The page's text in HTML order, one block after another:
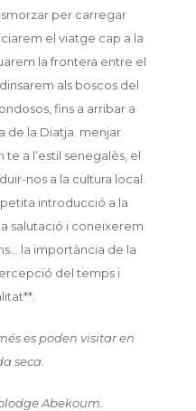
per carregar
el viatge cap a la
la frontera entre el
als boscos del
fins a arribar a
de la Diatja. menjar
a l’estil senegalès, el
nos a la cultura local.
introducció a la
salutació i coneixerem
la importància de la
del temps i
es poden visitar en
seca.
Abekoum.